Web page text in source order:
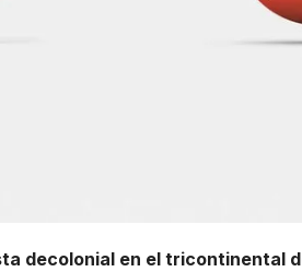
decolonial en el tricontinental